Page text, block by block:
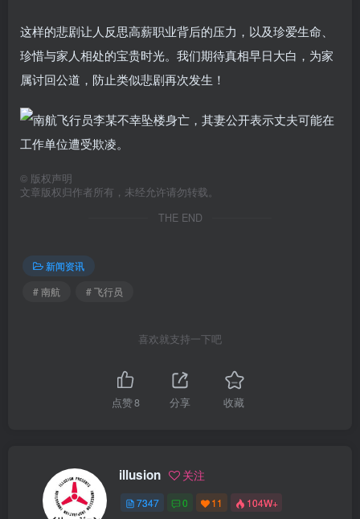
这样的悲剧让人反思高薪职业背后的压力，以及珍爱生命、
珍惜与家人相处的宝贵时光。我们期待真相早日大白，为家
属讨回公道，防止类似悲剧再次发生！
© 版权声明
文章版权归作者所有，未经允许请勿转载。
THE END
新闻资讯
# 南航
# 飞行员
喜欢就支持一下吧
点赞8 分享 收藏
illusion 关注
7347 0 11 104W+